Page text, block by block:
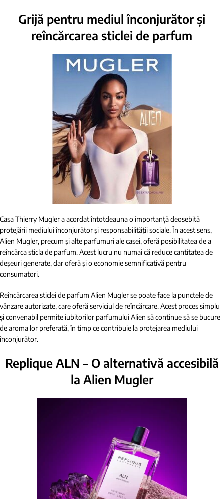
Grijă pentru mediul înconjurător și
reîncărcarea sticlei de parfum
Casa Thierry Mugler a acordat întotdeauna o importanță deosebită
protejării mediului înconjurător și responsabilității sociale. În acest sens,
Alien Mugler, precum și alte parfumuri ale casei, oferă posibilitatea de a
reîncărca sticla de parfum. Acest lucru nu numai că reduce cantitatea de
deșeuri generate, dar oferă și o economie semnificativă pentru
consumatori.
Reîncărcarea sticlei de parfum Alien Mugler se poate face la punctele de
vânzare autorizate, care oferă serviciul de reîncărcare. Acest proces simplu
și convenabil permite iubitorilor parfumului Alien să continue să se bucure
de aroma lor preferată, în timp ce contribuie la protejarea mediului
înconjurător.
Replique ALN – O alternativă accesibilă
la Alien Mugler